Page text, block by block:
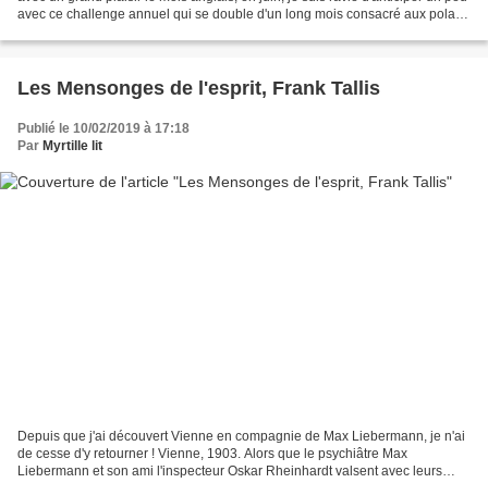
avec ce challenge annuel qui se double d'un long mois consacré aux polars
Les Mensonges de l'esprit, Frank Tallis
Publié le 10/02/2019 à 17:18
Par Myrtille lit
Depuis que j'ai découvert Vienne en compagnie de Max Liebermann, je n'ai
de cesse d'y retourner ! Vienne, 1903. Alors que le psychiâtre Max
Liebermann et son ami l'inspecteur Oskar Rheinhardt valsent avec leurs